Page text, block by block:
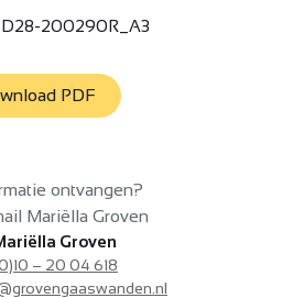
D28-200290R_A3
PDF
ontvangen?
Mariëlla Groven
Groven
– 20 04 618